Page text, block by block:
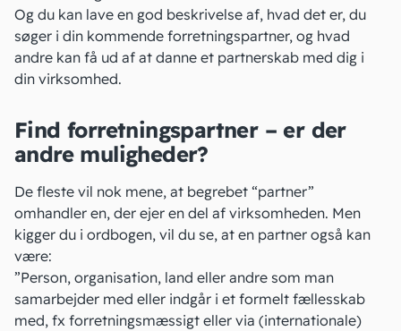
Og du kan lave en god beskrivelse af, hvad det er, du
søger i din kommende forretningspartner, og hvad
andre kan få ud af at danne et partnerskab med dig i
din virksomhed.
Find forretningspartner – er der
andre muligheder?
De fleste vil nok mene, at begrebet “partner”
omhandler en, der ejer en del af virksomheden. Men
kigger du i ordbogen, vil du se, at en partner også kan
være:
”Person, organisation, land eller andre som man
samarbejder med eller indgår i et formelt fællesskab
med, fx forretningsmæssigt eller via (internationale)